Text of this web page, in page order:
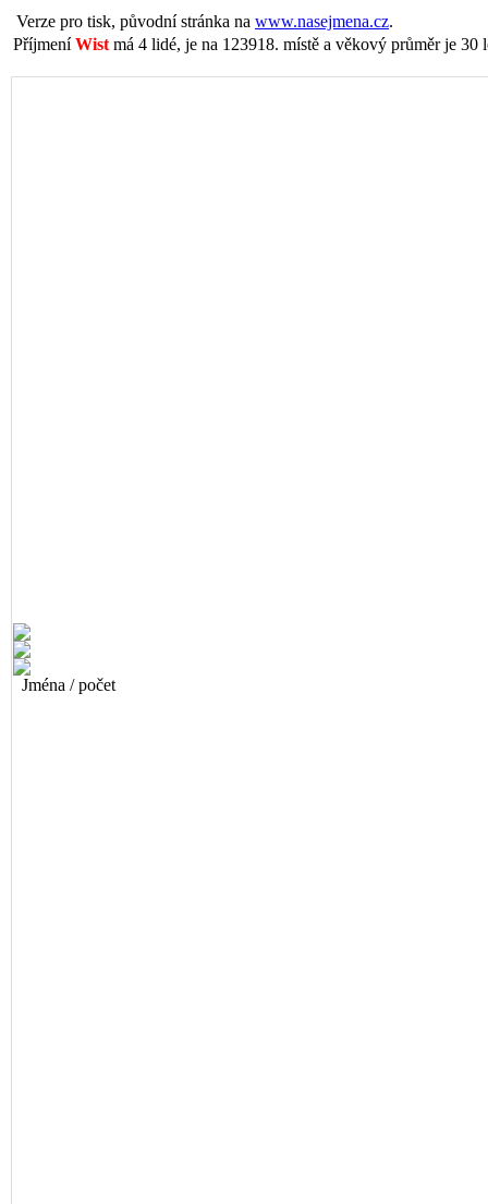
Verze pro tisk, původní stránka na www.nasejmena.cz.
PříjmeníWist má 4 lidé, je na 123918. místě a věkový průměr je 30
Jména / počet